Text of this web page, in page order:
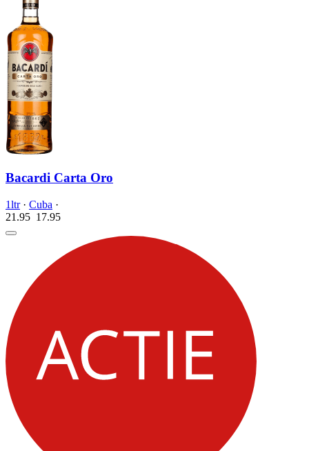
Bacardi Carta Oro
1ltr· Cuba ·
21.95 17.95